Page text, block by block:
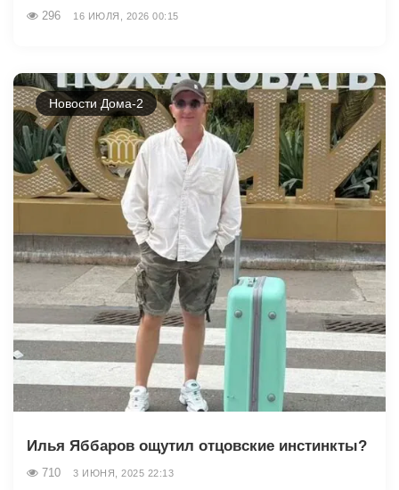
296 16 ИЮЛЯ, 2026 00:15
Новости Дома-2
Илья Яббаров ощутил отцовские инстинкты?
710 3 ИЮНЯ, 2025 22:13